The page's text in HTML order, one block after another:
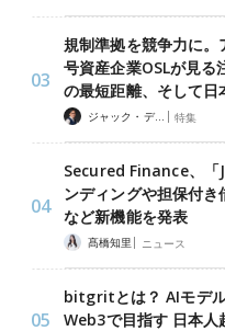
規制準拠を競争力に。
号資産企業OSLが見る
の最短距離、そして
ジャック・デロン（Jack Derong） | 特集
Secured Finance、「
ンディングや担保付き
など新機能を発表
髙橋知里 | ニュース
bitgritとは？ AIモデ
Web3で目指す 日本人